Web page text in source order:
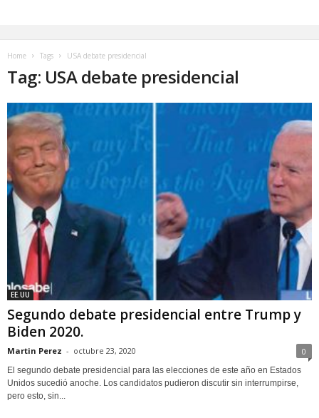
Home Tags USA debate presidencial
Tag: USA debate presidencial
EE.UU
Segundo debate presidencial entre Trump y
Biden 2020.
Martin Perez - octubre 23, 2020 0
El segundo debate presidencial para las elecciones de este año en Estados
Unidos sucedió anoche. Los candidatos pudieron discutir sin interrumpirse,
pero esto, sin...